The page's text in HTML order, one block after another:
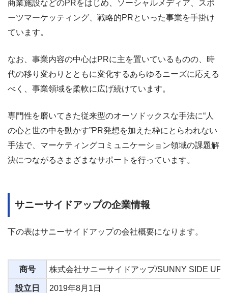
商業施設などのPRをはじめ、ソーシャルメディア、スポ
ーツマーケッティング、戦略的PRといった事業を手掛け
ています。
なお、事業内容の中心はPRに主を置いているものの、時
代の移り変わりとともに変化するあらゆるニーズに応える
べく、事業領域を柔軟に広げ続けています。
専門性を磨いてきた従来型のオーソドックスな手法に“人
の心と世の中を動かす”PR発想を加えた枠にとらわれない
手法で、マーケティングコミュニケーション領域の課題解
決につながるさまざまなサポートを行っています。
サニーサイドアップの企業情報
下の表はサニーサイドアップの会社概要になります。
商号 株式会社サニーサイドアップ/SUNNY SIDE UP
設立日 2019年8月1日